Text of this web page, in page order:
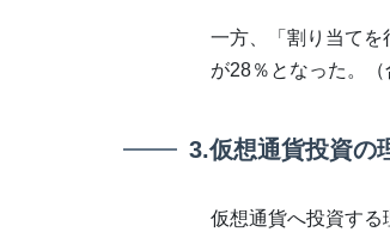
一方、「割り当てを
が28％となった。（
3.仮想通貨投資の
仮想通貨へ投資する